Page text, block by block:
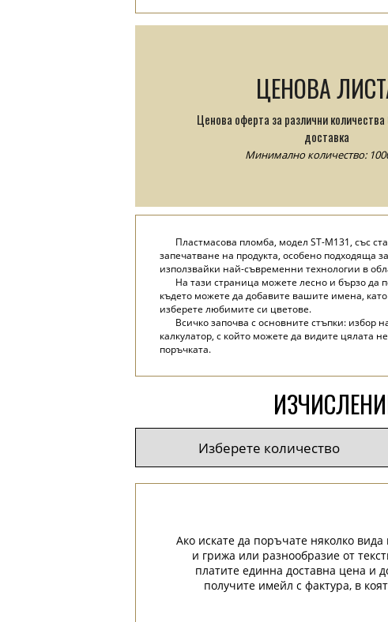
ЦЕНОВА
Ценова оферта за различни количества
доставка
Минимално количество:
Пластмасова пломба, модел ST-M131, със
запечатване на продукта, особено подходяща
използвайки най-съвременни технологии в
На тази страница можете лесно и бързо да
където можете да добавите вашите имена,
изберете любимите си цветове.
Всичко започва с основните стъпки: избор
калкулатор, с който можете да видите цялата
поръчката.
Ако искате да поръчате няколко
и грижа или разнообразие от
платите единна доставна цена и
получите имейл с фактура, в